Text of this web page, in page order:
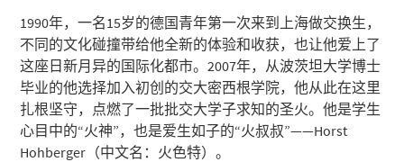
1990年，一名15岁的德国青年第一次来到上海做交换生，
不同的文化碰撞带给他全新的体验和收获，也让他爱上了
这座日新月异的国际化都市。2007年，从波茨坦大学博士
毕业的他选择加入初创的交大密西根学院，他从此在这里
扎根坚守，点燃了一批批交大学子求知的圣火。他是学生
心目中的“火神”，也是爱生如子的“火叔叔”——Horst
Hohberger（中文名：火色特）。